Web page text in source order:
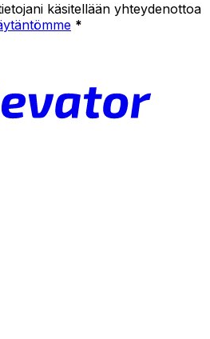
käsitellään yhteydenottoa
*